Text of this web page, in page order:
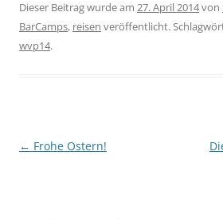
Dieser Beitrag wurde am 27. April 2014von
BarCamps, reisen veröffentlicht.
wvp14.
Beitragsnavigation
← Frohe Ostern!